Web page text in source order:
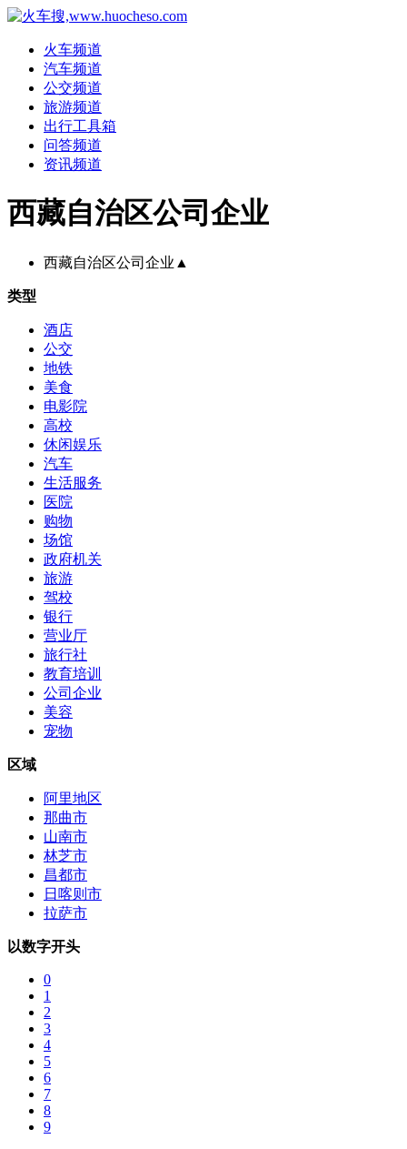
火车频道
汽车频道
公交频道
旅游频道
出行工具箱
问答频道
资讯频道
西藏自治区公司企业
西藏自治区公司企业 ▲
类型
酒店
公交
地铁
美食
电影院
高校
休闲娱乐
汽车
生活服务
医院
购物
场馆
政府机关
旅游
驾校
银行
营业厅
旅行社
教育培训
公司企业
美容
宠物
区域
阿里地区
那曲市
山南市
林芝市
昌都市
日喀则市
拉萨市
以数字开头
0
1
2
3
4
5
6
7
8
9